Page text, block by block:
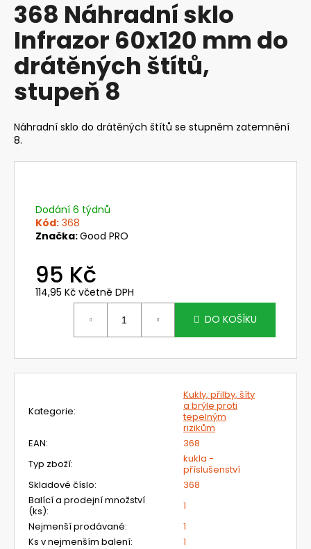
produktu
je
0,0
5
hvězdiček.
368 Náhradní sklo
Infrazor 60x120 mm do
drátěných štítů,
stupeň 8
Náhradní sklo do drátěných štítů se stupněm zatemnění
8.
Dodání 6 týdnů
Kód: 368
Značka:Good PRO
95 Kč
114,95 Kč včetně DPH
DO KOŠÍKU
Kategorie:
Kukly, přilby, šíty
a brýle proti
tepelným
rizikům
EAN:
368
Typ zboží:
kukla -
příslušenství
Skladové číslo:
368
Balící a prodejní množství
(ks):
1
Nejmenší prodávané:
1
Ks v nejmenším balení:
1
a
j
í
t
?
HLEDAT
e
m
KALHOTY
JAKUB
420
Kč